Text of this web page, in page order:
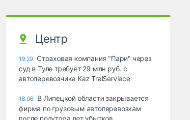
Центр
19:29 Страховая компания "Пари" через
суд в Туле требует 29 млн руб. с
автоперевозчика Kaz TralServiece
18:06 В Липецкой области закрывается
фирма по грузовым автоперевозкам